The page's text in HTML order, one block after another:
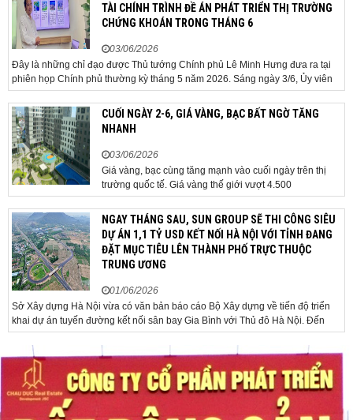
TÀI CHÍNH TRÌNH ĐỀ ÁN PHÁT TRIỂN THỊ TRƯỜNG
CHỨNG KHOÁN TRONG THÁNG 6
03/06/2026
Đây là những chỉ đạo được Thủ tướng Chính phủ Lê Minh Hưng đưa ra tại
phiên họp Chính phủ thường kỳ tháng 5 năm 2026. Sáng ngày 3/6, Ủy viên
Bộ Chính trị, Bí thư Đảng ủy Chính phủ, Thủ tướng Chính phủ Lê Minh Hưng
đã chủ trì phiên họp Chính phủ thường...CUỐI NGÀY 2-6, GIÁ VÀNG, BẠC BẤT NGỜ TĂNG
NHANH
03/06/2026
Giá vàng, bạc cùng tăng mạnh vào cuối ngày trên thị
trường quốc tế. Giá vàng thế giới vượt 4.500
USD/ounce. Cuối ngày 2-6, giá vàng hôm nay trên thị
trường quốc tế được giao dịch ở mức 4.520
USD/ounce, tăng khoảng 35 USD/ounce so với buổi
sáng. Trong phiên, có thời điểm giá vàng...
NGAY THÁNG SAU, SUN GROUP SẼ THI CÔNG SIÊU
DỰ ÁN 1,1 TỶ USD KẾT NỐI HÀ NỘI VỚI TỈNH ĐANG
ĐẶT MỤC TIÊU LÊN THÀNH PHỐ TRỰC THUỘC
TRUNG ƯƠNG
01/06/2026
Sở Xây dựng Hà Nội vừa có văn bản báo cáo Bộ Xây dựng về tiến độ triển
khai dự án tuyến đường kết nối sân bay Gia Bình với Thủ đô Hà Nội. Đến
nay, công tác giải phóng mặt bằng và chuẩn bị đầu tư của dự án đã ghi nhận
nhiều kết...